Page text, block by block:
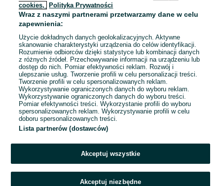
LUB
E-mail
Hasło
Zaloguj się
cookies,
Polityka Prywatności
Wraz z naszymi partnerami przetwarzamy dane w celu
zapewnienia:
Użycie dokładnych danych geolokalizacyjnych. Aktywne
skanowanie charakterystyki urządzenia do celów identyfikacji.
Rozumienie odbiorców dzięki statystyce lub kombinacji danych
z różnych źródeł. Przechowywanie informacji na urządzeniu lub
dostęp do nich. Pomiar efektywności reklam. Rozwój i
ulepszanie usług. Tworzenie profili w celu personalizacji treści.
Tworzenie profili w celu spersonalizowanych reklam.
Wykorzystywanie ograniczonych danych do wyboru reklam.
Wykorzystywanie ograniczonych danych do wyboru treści.
Pomiar efektywności treści. Wykorzystanie profili do wyboru
spersonalizowanych reklam. Wykorzystywanie profili w celu
doboru spersonalizowanych treści.
Lista partnerów (dostawców)
Akceptuj wszystkie
Akceptuj niezbędne